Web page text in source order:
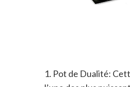
1. Pot de Dualité: